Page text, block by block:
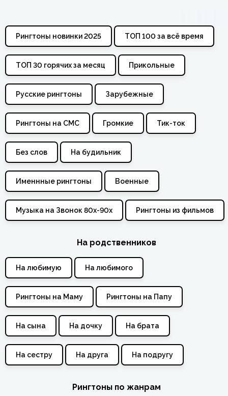
Рингтоны новинки 2025 ТОП 100 за всё время
ТОП 30 горячих за месяц Прикольные
Русские рингтоны Зарубежные
Рингтоны на СМС Громкие Тик-ток
Без слов На будильник
Именнные рингтоны Военные
Музыка на Звонок 80х-90х Рингтоны из фильмов
На родственников
На любимую На любимого
Рингтоны на Маму Рингтоны на Папу
На сына На дочку На брата
На сестру На друга На подругу
Рингтоны по жанрам